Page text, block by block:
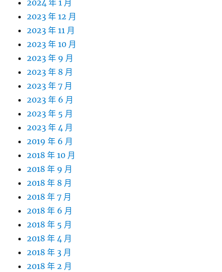
2024 年 1 月
2023 年 12 月
2023 年 11 月
2023 年 10 月
2023 年 9 月
2023 年 8 月
2023 年 7 月
2023 年 6 月
2023 年 5 月
2023 年 4 月
2019 年 6 月
2018 年 10 月
2018 年 9 月
2018 年 8 月
2018 年 7 月
2018 年 6 月
2018 年 5 月
2018 年 4 月
2018 年 3 月
2018 年 2 月